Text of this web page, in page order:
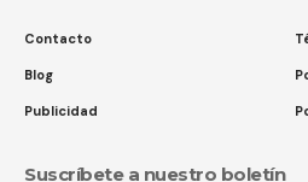
Contacto
Blog
Publicidad
Suscríbete a nuestro boletín